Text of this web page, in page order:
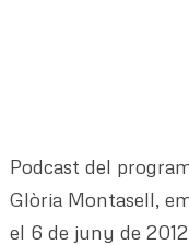
Podcast del
Glòria Montasell,
el 6 de juny de